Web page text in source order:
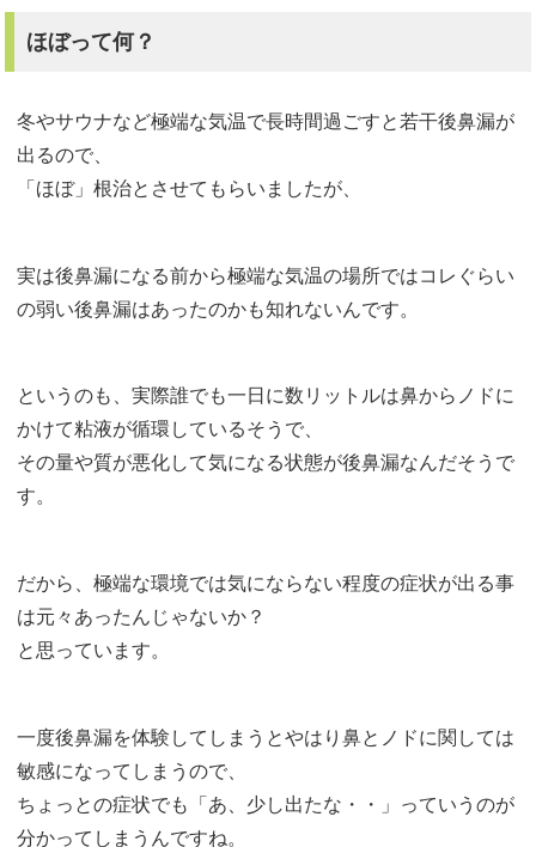
ほぼって何？
冬やサウナなど極端な気温で長時間過ごすと若干後鼻漏が
出るので、
「ほぼ」根治とさせてもらいましたが、
実は後鼻漏になる前から極端な気温の場所ではコレぐらい
の弱い後鼻漏はあったのかも知れないんです。
というのも、実際誰でも一日に数リットルは鼻からノドに
かけて粘液が循環しているそうで、
その量や質が悪化して気になる状態が後鼻漏なんだそうで
す。
だから、極端な環境では気にならない程度の症状が出る事
は元々あったんじゃないか？
と思っています。
一度後鼻漏を体験してしまうとやはり鼻とノドに関しては
敏感になってしまうので、
ちょっとの症状でも「あ、少し出たな・・」っていうのが
分かってしまうんですね。